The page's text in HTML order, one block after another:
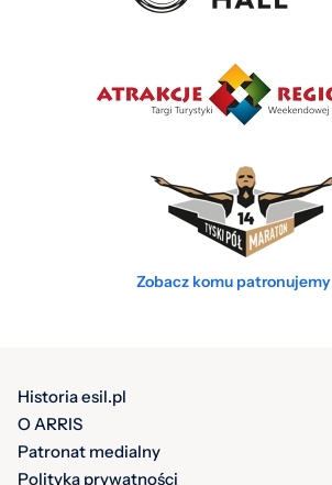
Zobacz komu patronujemy
Historia esil.pl
O ARRIS
Patronat medialny
Polityka prywatności